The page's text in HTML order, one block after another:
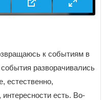
к событиям в
разворачивались
естественно,
есть. Во-